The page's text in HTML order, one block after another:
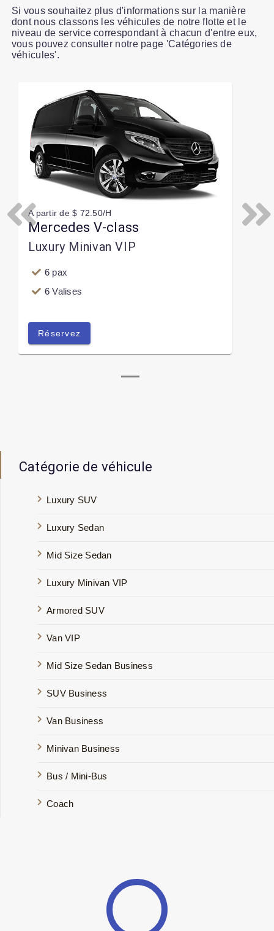
Si vous souhaitez plus d'informations sur la manière
dont nous classons les véhicules de notre flotte et le
niveau de service correspondant à chacun d'entre eux,
vous pouvez consulter notre page 'Catégories de
véhicules'.
A partir de $ 72.50/H
Mercedes V-class
Luxury Minivan VIP
6 pax
6 Valises
Réservez
Previous Next
Catégorie de véhicule
Luxury SUV
Luxury Sedan
Mid Size Sedan
Luxury Minivan VIP
Armored SUV
Van VIP
Mid Size Sedan Business
SUV Business
Van Business
Minivan Business
Bus / Mini-Bus
Coach